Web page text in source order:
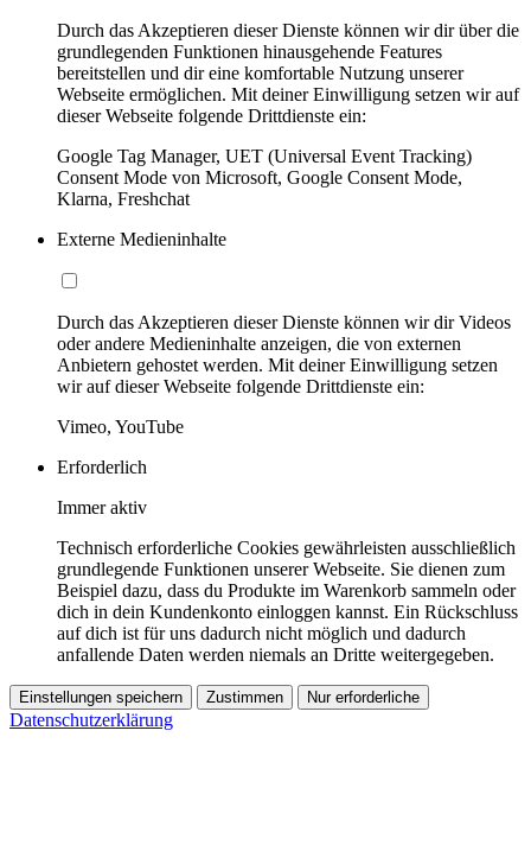
Durch das Akzeptieren dieser Dienste können wir dir über die
grundlegenden Funktionen hinausgehende Features
bereitstellen und dir eine komfortable Nutzung unserer
Webseite ermöglichen. Mit deiner Einwilligung setzen wir auf
dieser Webseite folgende Drittdienste ein:
Google Tag Manager, UET (Universal Event Tracking)
Consent Mode von Microsoft, Google Consent Mode,
Klarna, Freshchat
Externe Medieninhalte
Durch das Akzeptieren dieser Dienste können wir dir Videos
oder andere Medieninhalte anzeigen, die von externen
Anbietern gehostet werden. Mit deiner Einwilligung setzen
wir auf dieser Webseite folgende Drittdienste ein:
Vimeo, YouTube
Erforderlich
Immer aktiv
Technisch erforderliche Cookies gewährleisten ausschließlich
grundlegende Funktionen unserer Webseite. Sie dienen zum
Beispiel dazu, dass du Produkte im Warenkorb sammeln oder
dich in dein Kundenkonto einloggen kannst. Ein Rückschluss
auf dich ist für uns dadurch nicht möglich und dadurch
anfallende Daten werden niemals an Dritte weitergegeben.
Einstellungen speichern Zustimmen Nur erforderliche
Datenschutzerklärung